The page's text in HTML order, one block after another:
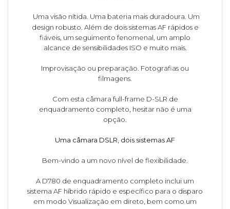
Uma visão nítida. Uma bateria mais duradoura. Um
design robusto. Além de dois sistemas AF rápidos e
fiáveis, um seguimento fenomenal, um amplo
alcance de sensibilidades ISO e muito mais.
Improvisação ou preparação. Fotografias ou
filmagens.
Com esta câmara full-frame D-SLR de
enquadramento completo, hesitar não é uma
opção.
Uma câmara DSLR, dois sistemas AF
Bem-vindo a um novo nível de flexibilidade.
A D780 de enquadramento completo inclui um
sistema AF híbrido rápido e específico para o disparo
em modo Visualização em direto, bem como um